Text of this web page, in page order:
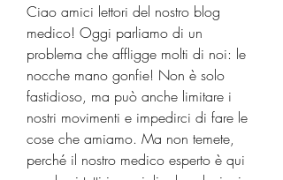
Ciao amici lettori del nostro blog
medico! Oggi parliamo di un
problema che affligge molti di noi: le
nocche mano gonfie! Non è solo
fastidioso, ma può anche limitare i
nostri movimenti e impedirci di fare le
cose che amiamo. Ma non temete,
perché il nostro medico esperto è qui